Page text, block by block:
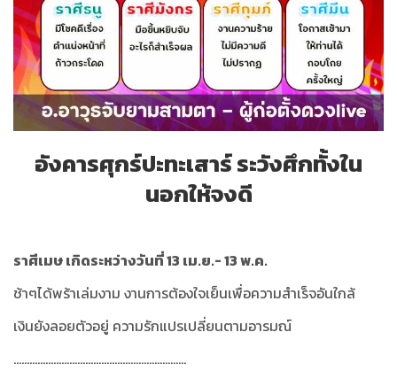
อังคารศุกร์ปะทะเสาร์ ระวังศึกทั้งใน
นอกให้จงดี
ราศีเมษ เกิดระหว่างวันที่ 13 เม.ย.- 13 พ.ค.
ช้าๆได้พร้าเล่มงาม งานการต้องใจเย็นเพื่อความสำเร็จอันใกล้
เงินยังลอยตัวอยู่ ความรักแปรเปลี่ยนตามอารมณ์
.................................................................